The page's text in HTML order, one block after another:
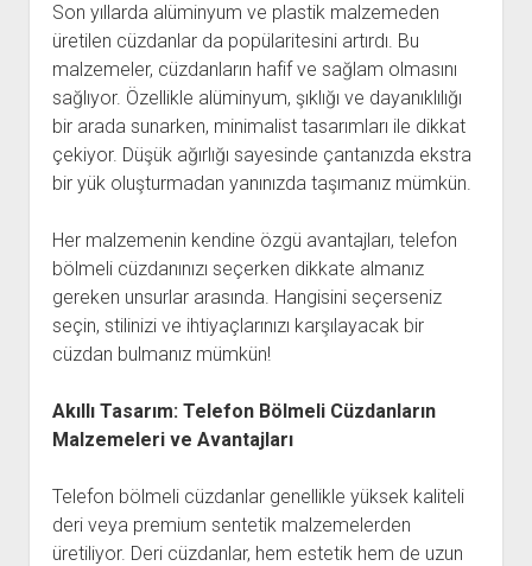
Son yıllarda alüminyum ve plastik malzemeden
üretilen cüzdanlar da popülaritesini artırdı. Bu
malzemeler, cüzdanların hafif ve sağlam olmasını
sağlıyor. Özellikle alüminyum, şıklığı ve dayanıklılığı
bir arada sunarken, minimalist tasarımları ile dikkat
çekiyor. Düşük ağırlığı sayesinde çantanızda ekstra
bir yük oluşturmadan yanınızda taşımanız mümkün.
Her malzemenin kendine özgü avantajları, telefon
bölmeli cüzdanınızı seçerken dikkate almanız
gereken unsurlar arasında. Hangisini seçerseniz
seçin, stilinizi ve ihtiyaçlarınızı karşılayacak bir
cüzdan bulmanız mümkün!
Akıllı Tasarım: Telefon Bölmeli Cüzdanların
Malzemeleri ve Avantajları
Telefon bölmeli cüzdanlar genellikle yüksek kaliteli
deri veya premium sentetik malzemelerden
üretiliyor. Deri cüzdanlar, hem estetik hem de uzun